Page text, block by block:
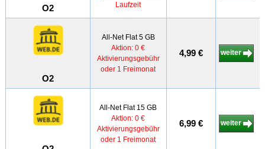
O2
Laufzeit
O2
All-Net Flat 5 GB
Aktion: 0 €
Aktivierungsgebühr
oder 1 Freimonat
4,99 € weiter
All-Net Flat 15 GB
Aktion: 0 €
Aktivierungsgebühr
oder 1 Freimonat
6,99 € weiter